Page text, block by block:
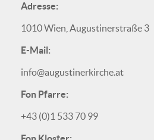
Adresse:
1010 Wien, Augustinerstraße 3
E-Mail:
info@augustinerkirche.at
Fon Pfarre:
+43 (0)1 533 70 99